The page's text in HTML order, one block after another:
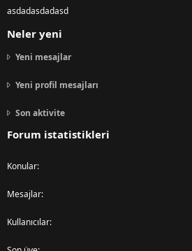
asdadasdadasd
Neler yeni
Yeni mesajlar
Yeni profil mesajları
Son aktivite
Forum istatistikleri
Konular
Mesajlar
Kullanıcılar